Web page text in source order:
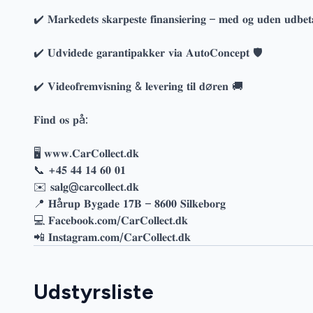
✔️ 𝐌𝐚𝐫𝐤𝐞𝐝𝐞𝐭𝐬 𝐬𝐤𝐚𝐫𝐩𝐞𝐬𝐭𝐞 𝐟𝐢𝐧𝐚𝐧𝐬𝐢𝐞𝐫𝐢𝐧𝐠 – 𝐦𝐞𝐝 𝐨𝐠 𝐮𝐝𝐞𝐧
✔️ 𝐔𝐝𝐯𝐢𝐝𝐞𝐝𝐞 𝐠𝐚𝐫𝐚𝐧𝐭𝐢𝐩𝐚𝐤𝐤𝐞𝐫 𝐯𝐢𝐚 𝐀𝐮𝐭𝐨𝐂𝐨𝐧𝐜𝐞𝐩𝐭 🛡️
✔️ 𝐕𝐢𝐝𝐞𝐨𝐟𝐫𝐞𝐦𝐯𝐢𝐬𝐧𝐢𝐧𝐠 & 𝐥𝐞𝐯𝐞𝐫𝐢𝐧𝐠 𝐭𝐢𝐥 𝐝ø𝐫𝐞𝐧 🚚
𝐅𝐢𝐧𝐝 𝐨𝐬 𝐩å:
🖥 𝐰𝐰𝐰.𝐂𝐚𝐫𝐂𝐨𝐥𝐥𝐞𝐜𝐭.𝐝𝐤
📞 +𝟒𝟓 𝟒𝟒 𝟏𝟒 𝟔𝟎 𝟎𝟏
✉️ 𝐬𝐚𝐥𝐠@𝐜𝐚𝐫𝐜𝐨𝐥𝐥𝐞𝐜𝐭.𝐝𝐤
📍 𝐇å𝐫𝐮𝐩 𝐁𝐲𝐠𝐚𝐝𝐞 𝟏𝟕𝐁 – 𝟖𝟔𝟎𝟎 𝐒𝐢𝐥𝐤𝐞𝐛𝐨𝐫𝐠
💻 𝐅𝐚𝐜𝐞𝐛𝐨𝐨𝐤.𝐜𝐨𝐦/𝐂𝐚𝐫𝐂𝐨𝐥𝐥𝐞𝐜𝐭.𝐝𝐤
📲 𝐈𝐧𝐬𝐭𝐚𝐠𝐫𝐚𝐦.𝐜𝐨𝐦/𝐂𝐚𝐫𝐂𝐨𝐥𝐥𝐞𝐜𝐭.𝐝𝐤
Udstyrsliste